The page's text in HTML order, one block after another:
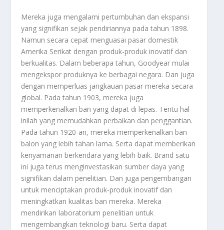
Mereka juga mengalami pertumbuhan dan ekspansi
yang signifikan sejak pendiriannya pada tahun 1898.
Namun secara cepat menguasai pasar domestik
Amerika Serikat dengan produk-produk inovatif dan
berkualitas. Dalam beberapa tahun, Goodyear mulai
mengekspor produknya ke berbagai negara. Dan juga
dengan memperluas jangkauan pasar mereka secara
global. Pada tahun 1903, mereka juga
memperkenalkan ban yang dapat di lepas. Tentu hal
inilah yang memudahkan perbaikan dan penggantian.
Pada tahun 1920-an, mereka memperkenalkan ban
balon yang lebih tahan lama. Serta dapat memberikan
kenyamanan berkendara yang lebih baik. Brand satu
ini juga terus menginvestasikan sumber daya yang
signifikan dalam penelitian. Dan juga pengembangan
untuk menciptakan produk-produk inovatif dan
meningkatkan kualitas ban mereka. Mereka
mendirikan laboratorium penelitian untuk
mengembangkan teknologi baru. Serta dapat